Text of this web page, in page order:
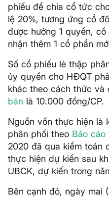
phiếu để chia cổ tức
lệ 20%, tương ứng cổ
được hưởng 1 quyền,
nhận thêm 1 cổ phần
Số cổ phiếu lẻ thập
ủy quyền cho HĐQT
khác theo cách thức và
bán là 10.000 đồng/CP.
Nguồn vốn thực hiện là
phân phối theo Báo cáo
2020 đã qua kiểm toán
thực hiện dự kiến sau
UBCK, dự kiến trong
Bên cạnh đó, ngày mai